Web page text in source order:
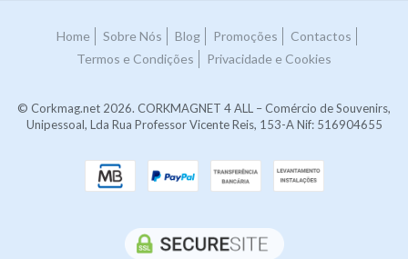
Home Sobre Nós Blog Promoções
Contactos
Termos e Condições
Privacidade e Cookies
© Corkmag.net 2026. CORKMAGNET 4 ALL – Comércio de Souvenirs,
Unipessoal, Lda Rua Professor Vicente Reis, 153-A Nif: 516904655